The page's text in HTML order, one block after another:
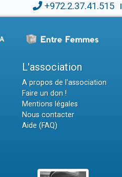
+972.2.37.41.515
L'association
A propos de l'association
Faire un don !
Mentions légales
Nous contacter
Aide (FAQ)